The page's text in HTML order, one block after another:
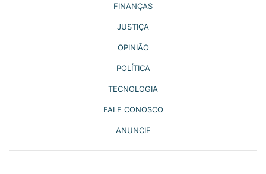
FINANÇAS
JUSTIÇA
OPINIÃO
POLÍTICA
TECNOLOGIA
FALE CONOSCO
ANUNCIE